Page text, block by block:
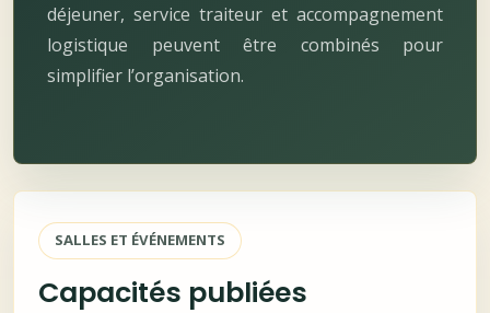
déjeuner, service traiteur et accompagnement
logistique peuvent être combinés pour
simplifier l’organisation.
SALLES ET ÉVÉNEMENTS
Capacités publiées